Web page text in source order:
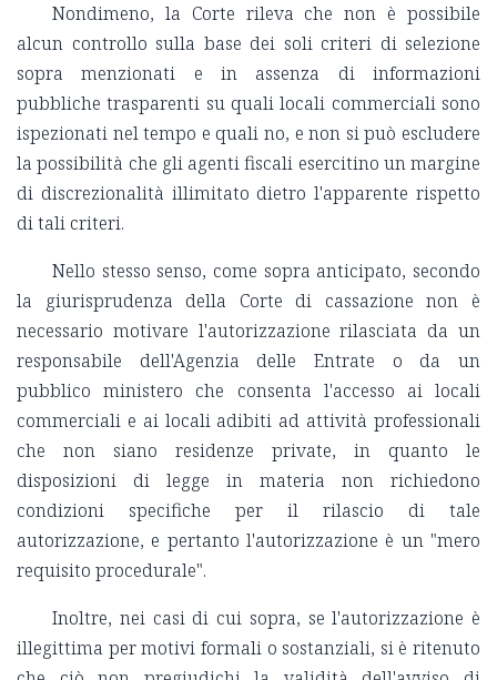
Nondimeno, la Corte rileva che non è possibile
alcun controllo sulla base dei soli criteri di selezione
sopra menzionati e in assenza di informazioni
pubbliche trasparenti su quali locali commerciali sono
ispezionati nel tempo e quali no, e non si può escludere
la possibilità che gli agenti fiscali esercitino un margine
di discrezionalità illimitato dietro l'apparente rispetto
di tali criteri.
Nello stesso senso, come sopra anticipato, secondo
la giurisprudenza della Corte di cassazione non è
necessario motivare l'autorizzazione rilasciata da un
responsabile dell'Agenzia delle Entrate o da un
pubblico ministero che consenta l'accesso ai locali
commerciali e ai locali adibiti ad attività professionali
che non siano residenze private, in quanto le
disposizioni di legge in materia non richiedono
condizioni specifiche per il rilascio di tale
autorizzazione, e pertanto l'autorizzazione è un "mero
requisito procedurale".
Inoltre, nei casi di cui sopra, se l'autorizzazione è
illegittima per motivi formali o sostanziali, si è ritenuto